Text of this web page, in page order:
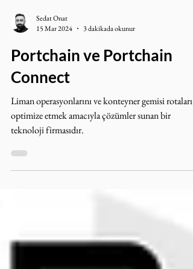
15 Mar 2024
3 dakikada okunur
Portchain ve Portchain
Connect
Liman operasyonlarını ve konteyner gemisi rotalarını
optimize etmek amacıyla çözümler sunan bir
teknoloji firmasıdır.